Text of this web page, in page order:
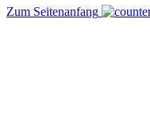
Zum Seitenanfang